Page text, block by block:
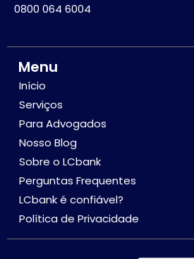
0800 064 6004
Menu
Início
Serviços
Para Advogados
Nosso Blog
Sobre o LCbank
Perguntas Frequentes
LCbank é confiável?
Política de Privacidade